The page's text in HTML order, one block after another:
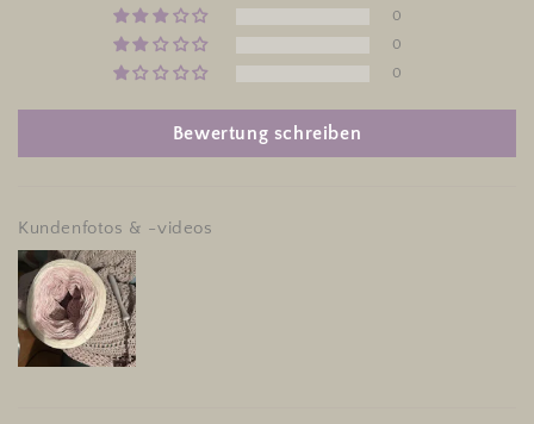
0
0
0
Bewertung schreiben
Kundenfotos & -videos